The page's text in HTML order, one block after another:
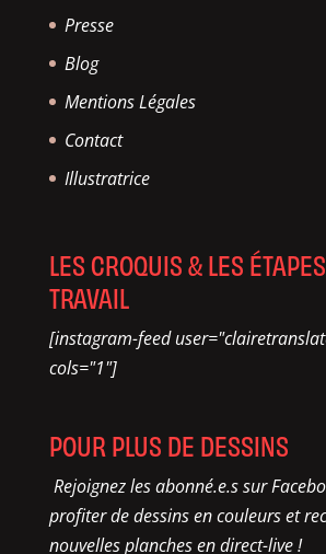
Presse
Blog
Mentions Légales
Contact
Illustratrice
LES CROQUIS & LES
TRAVAIL
[instagram-feed
cols="1"]
POUR PLUS DE DESSINS
Rejoignez les abonné.e.s sur
profiter de dessins en couleurs et
nouvelles planches en direct-live !